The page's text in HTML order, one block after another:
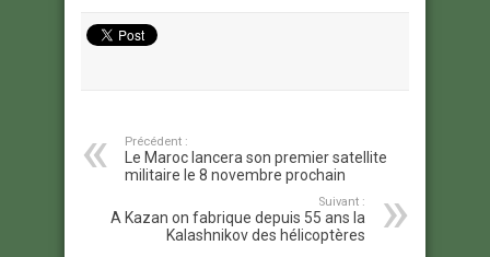
Précédent :
Le Maroc lancera son premier satellite
militaire le 8 novembre prochain
Suivant :
A Kazan on fabrique depuis 55 ans la
Kalashnikov des hélicoptères